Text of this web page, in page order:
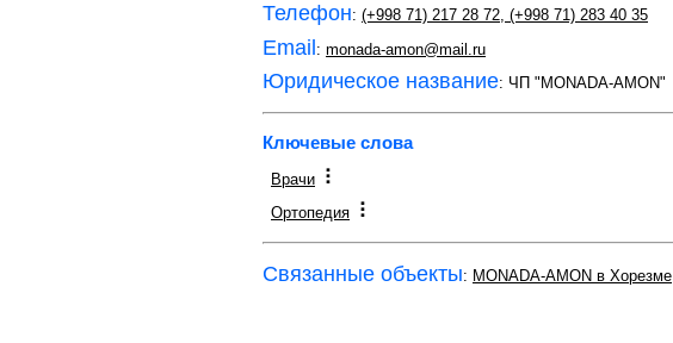
Телефон: (+998 71) 217 28 72, (+998 71) 283 40 35
Email: monada-amon@mail.ru
Юридическое название: ЧП "MONADA-AMON"
Ключевые слова
Врачи
Ортопедия
Связанные объекты: MONADA-AMON в Хорезме